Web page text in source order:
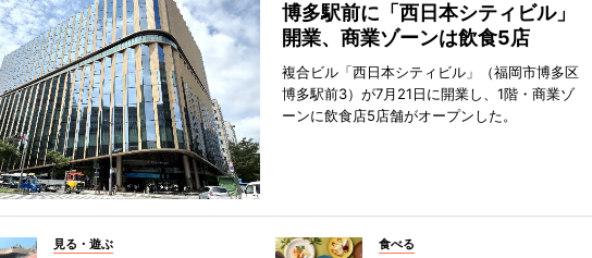
博多駅前に「西日本シティビル」
開業、商業ゾーンは飲食5店
複合ビル「西日本シティビル」（福岡市博多区
博多駅前3）が7月21日に開業し、1階・商業ゾ
ーンに飲食店5店舗がオープンした。
見る・遊ぶ 食べる